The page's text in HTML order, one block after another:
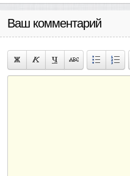
Ваш комментарий